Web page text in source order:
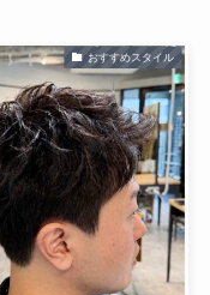
おすすめスタイル